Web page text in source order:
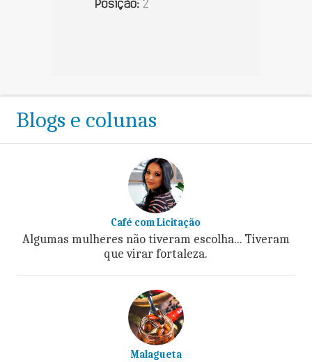
Blogs e colunas
Café com Licitação
Algumas mulheres não tiveram escolha... Tiveram
que virar fortaleza.
Malagueta